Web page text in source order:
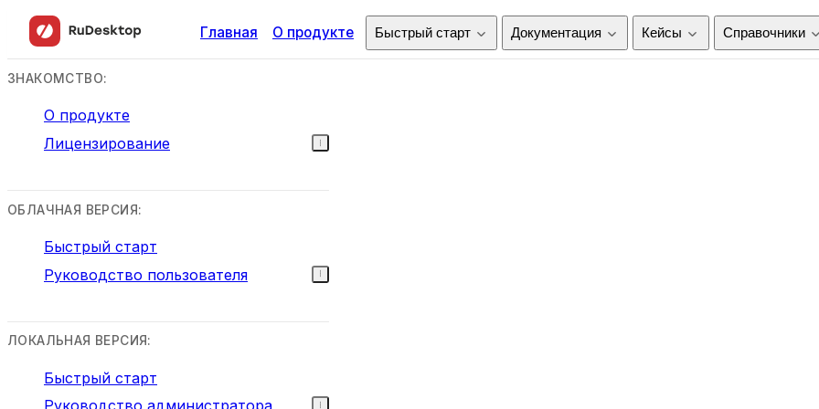
Главная О продукте Быстрый старт Документация Кейсы Справочники
ЗНАКОМСТВО:
О продукте
Лицензирование
ОБЛАЧНАЯ ВЕРСИЯ:
Быстрый старт
Руководство пользователя
ЛОКАЛЬНАЯ ВЕРСИЯ:
Быстрый старт